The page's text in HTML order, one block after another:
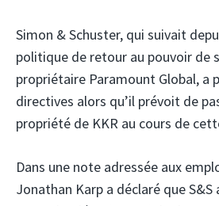
Simon & Schuster, qui suivait
politique de retour au pouvoir de
propriétaire Paramount Global, a
directives alors qu’il prévoit de
propriété de KKR au cours de
Dans une note adressée aux
Jonathan Karp a déclaré que